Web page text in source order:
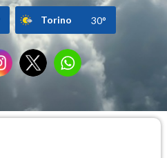
Torino 30°